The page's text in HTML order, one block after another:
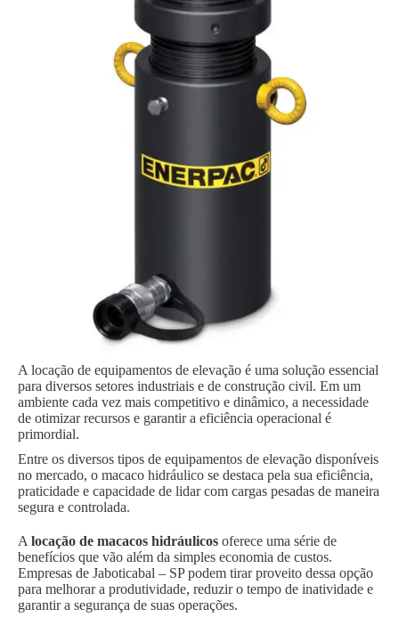
A locação de equipamentos de elevação é uma solução essencial
para diversos setores industriais e de construção civil. Em um
ambiente cada vez mais competitivo e dinâmico, a necessidade
de otimizar recursos e garantir a eficiência operacional é
primordial.
Entre os diversos tipos de equipamentos de elevação disponíveis
no mercado, o macaco hidráulico se destaca pela sua eficiência,
praticidade e capacidade de lidar com cargas pesadas de maneira
segura e controlada.
A locação de macacos hidráulicos oferece uma série de
benefícios que vão além da simples economia de custos.
Empresas de Jaboticabal – SP podem tirar proveito dessa opção
para melhorar a produtividade, reduzir o tempo de inatividade e
garantir a segurança de suas operações.